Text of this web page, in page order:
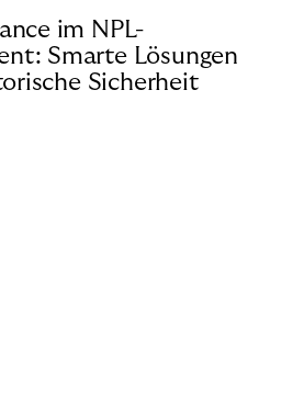
im NPL-
Smarte Lösungen
Sicherheit